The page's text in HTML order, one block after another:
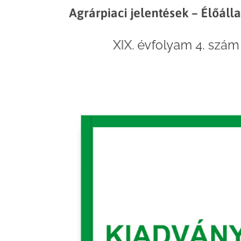
Agrárpiaci jelentések –
XIX. évfolyam 4. szám